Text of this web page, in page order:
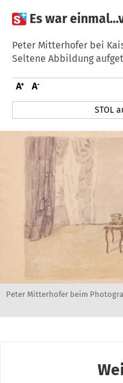
 Es war
Peter Mitterhofer bei
Seltene Abbildung
STOL
Peter Mitterhofer beim